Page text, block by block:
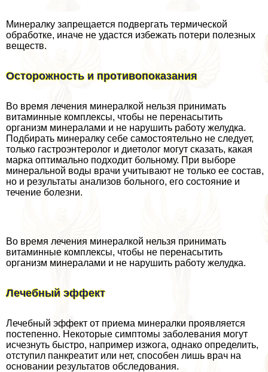
Минералку запрещается подвергать термической
обработке, иначе не удастся избежать потери полезных
веществ.
Осторожность и противопоказания
Во время лечения минералкой нельзя принимать
витаминные комплексы, чтобы не перенасытить
организм минералами и не нарушить работу желудка.
Подбирать минералку себе самостоятельно не следует,
только гастроэнтеролог и диетолог могут сказать, какая
марка оптимально подходит больному. При выборе
минеральной воды врачи учитывают не только ее состав,
но и результаты анализов больного, его состояние и
течение болезни.
Во время лечения минералкой нельзя принимать
витаминные комплексы, чтобы не перенасытить
организм минералами и не нарушить работу желудка.
Лечебный эффект
Лечебный эффект от приема минералки проявляется
постепенно. Некоторые симптомы заболевания могут
исчезнуть быстро, например изжога, однако определить,
отступил панкреатит или нет, способен лишь врач на
основании результатов обследования.